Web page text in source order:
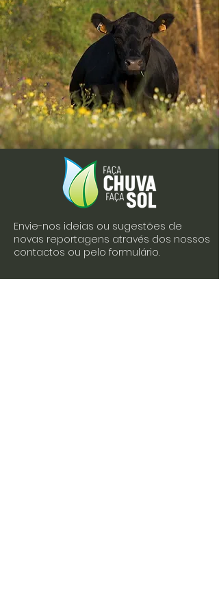
Envie-nos ideias ou sugestões de
novas reportagens através dos nossos
contactos ou pelo formulário.
Envie-nos uma mensagem